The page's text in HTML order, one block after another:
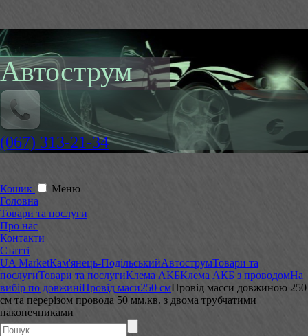
Автострум
(067) 313-21-34
Кошик
Меню
Головна
Товари та послуги
Про нас
Контакти
Статті
UA MarketКам'янець-ПодільськийАвтострумТовари та
послугиТовари та послугиКлема АКБКлема АКБ з проводомНа
вибір по довжиніПровід маси250 смПровід масси довжиною 250
см та перерізом провода 50 мм.кв. з двома трубчатими
наконечниками